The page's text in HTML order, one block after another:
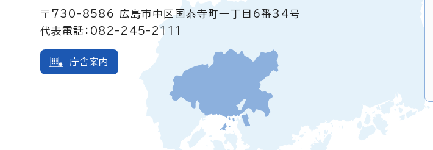
〒730-8586
広島市中区国泰寺町一丁目6番34号
代表電話：082-245-2111
庁舎案内